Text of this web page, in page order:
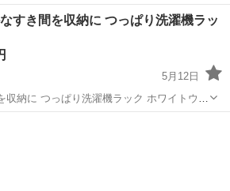
㎝ 奥行約54.5㎝ 高さ約182㎝ 耐荷重全体
倉川駅 収納家具 ランドリー
すき間を収納に つっぱり洗濯機ラッ
5月12日
収納に つっぱり洗濯機ラック ホワイトウォ